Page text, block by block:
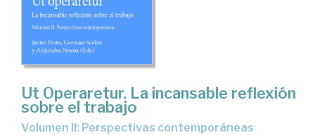
Ut Operaretur. La incansable reflexión
sobre el trabajo
Volumen II: Perspectivas contemporáneas